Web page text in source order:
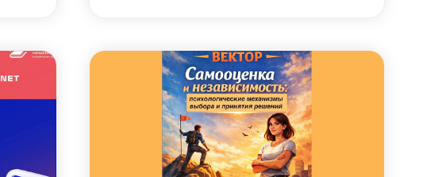
и
формате психологического киноклуба,
где искусство кино станет
инструментом для исследования себя
и стратегий поведения в конфликте.